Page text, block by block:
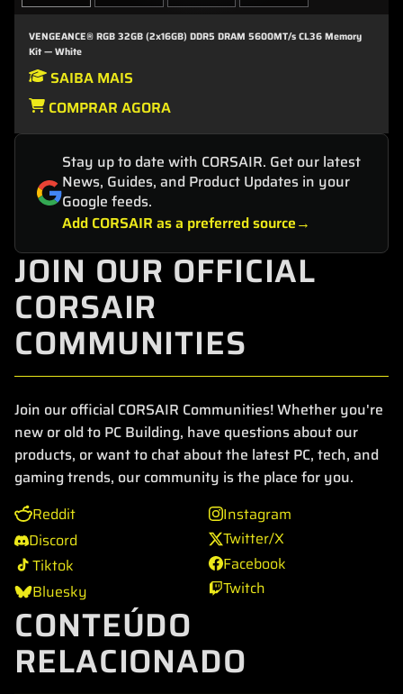
VENGEANCE® RGB 32GB (2x16GB) DDR5 DRAM 5600MT/s CL36 Memory
Kit — White
SAIBA MAIS
COMPRAR AGORA
Stay up to date with CORSAIR. Get our latest
News, Guides, and Product Updates in your
Google feeds.
Add CORSAIR as a preferred source
JOIN OUR OFFICIAL
CORSAIR
COMMUNITIES
Join our official CORSAIR Communities! Whether you're
new or old to PC Building, have questions about our
products, or want to chat about the latest PC, tech, and
gaming trends, our community is the place for you.
Reddit
Discord
Tiktok
Bluesky
Instagram
Twitter/X
Facebook
Twitch
CONTEÚDO
RELACIONADO